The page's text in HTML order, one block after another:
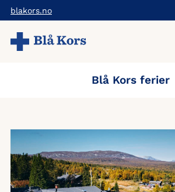
Hopp
til
hovedinnholdet
blakors.no
Blå Kors ferier